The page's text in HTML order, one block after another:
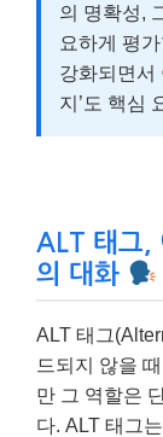
의 명확성,
요하게 평
강화되면서
지’도 핵심
ALT 태그,
의 대화
ALT 태그
드되지 않을
만 그 역할은
다. ALT 태그는